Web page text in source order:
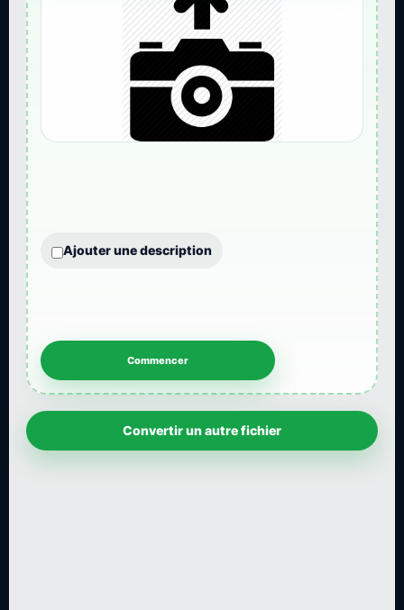
Ajouter une description
Convertir un autre fichier